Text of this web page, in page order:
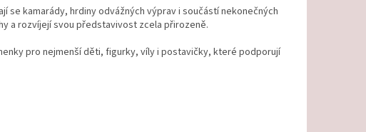
kamarády, hrdiny odvážných výprav i součástí nekonečných
a rozvíjejí svou představivost zcela přirozeně.
pro nejmenší děti, figurky, víly i postavičky, které podporují